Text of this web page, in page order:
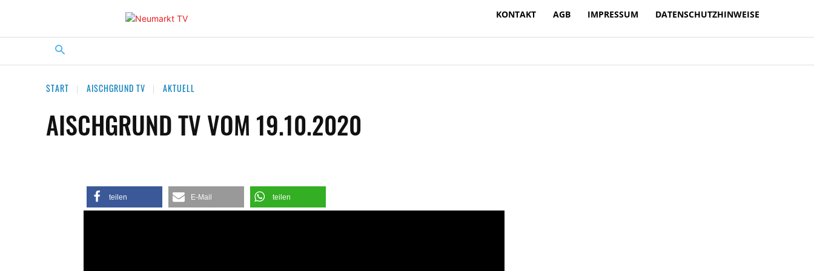
KONTAKT AGB IMPRESSUM DATENSCHUTZHINWEISE
START AISCHGRUND TV AKTUELL
AISCHGRUND TV VOM 19.10.2020
teilen E-Mail teilen